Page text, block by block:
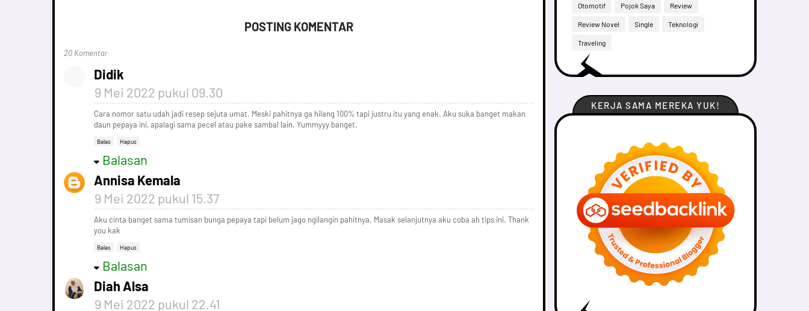
POSTING KOMENTAR
20 Komentar
Didik
9 Mei 2022 pukul 09.30
Cara nomor satu udah jadi resep sejuta umat. Meski pahitnya ga hilang 100% tapi justru itu yang enak. Aku suka banget makan
daun pepaya ini, apalagi sama pecel atau pake sambal lain. Yummyyy banget.
Balas Hapus
Balasan
Annisa Kemala
9 Mei 2022 pukul 15.37
Aku cinta banget sama tumisan bunga pepaya tapi belum jago ngilangin pahitnya. Masak selanjutnya aku coba ah tips ini. Thank
you kak
Balas Hapus
Balasan
Diah Alsa
9 Mei 2022 pukul 22.41
Otomotif Pojok Saya Review
Review Novel Single Teknologi
Traveling
KERJA SAMA MEREKA YUK!